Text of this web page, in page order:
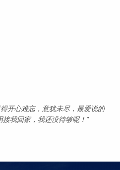
开心难忘，意犹未尽，最爱说的
接我回家，我还没待够呢！”